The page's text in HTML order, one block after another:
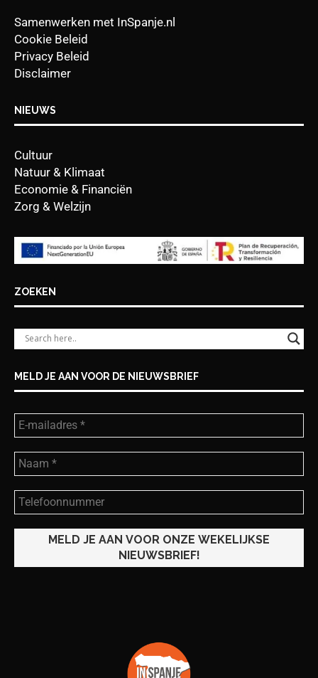
Samenwerken met InSpanje.nl
Cookie Beleid
Privacy Beleid
Disclaimer
NIEUWS
Cultuur
Natuur & Klimaat
Economie & Financiën
Zorg & Welzijn
ZOEKEN
MELD JE AAN VOOR DE NIEUWSBRIEF